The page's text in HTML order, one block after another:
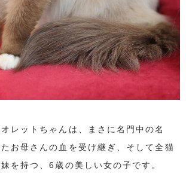
レットちゃんは、まさに名門中の名
お母さんの血を受け継ぎ、そして全猫
を持つ、6歳の美しい女の子です。